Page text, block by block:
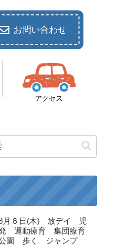
お問い合わせ
アクセス
月６日(木) 放デイ 児
運動療育 集団療育
園 歩く ジャンプ